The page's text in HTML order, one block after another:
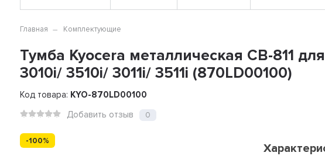
Главная Комплектующие
Тумба Kyocera металлическая CB-811
3010i/ 3510i/ 3011i/ 3511i (870LD00100)
Код товара: KYO-870LD00100
Добавить отзыв
0
-100%